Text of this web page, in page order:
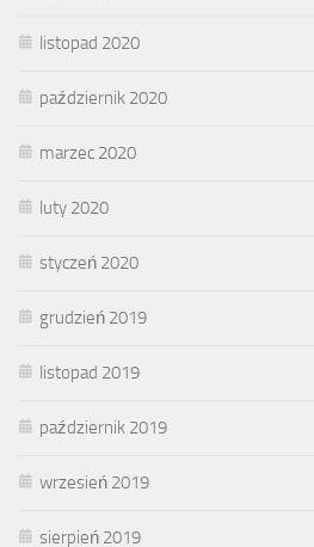
listopad 2020
październik 2020
marzec 2020
luty 2020
styczeń 2020
grudzień 2019
listopad 2019
październik 2019
wrzesień 2019
sierpień 2019